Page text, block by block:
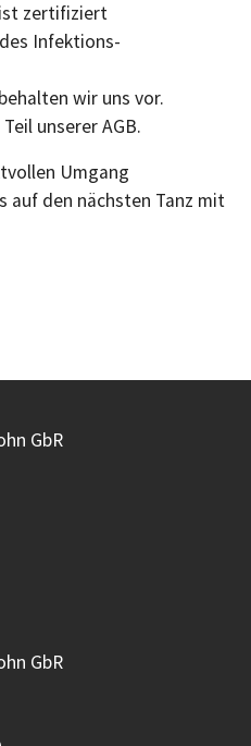
zertifiziert
Infektions-
wir uns vor.
unserer AGB.
Umgang
auf den nächsten Tanz mit
GbR
GbR